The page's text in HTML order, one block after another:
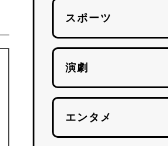
スポーツ
演劇
エンタメ